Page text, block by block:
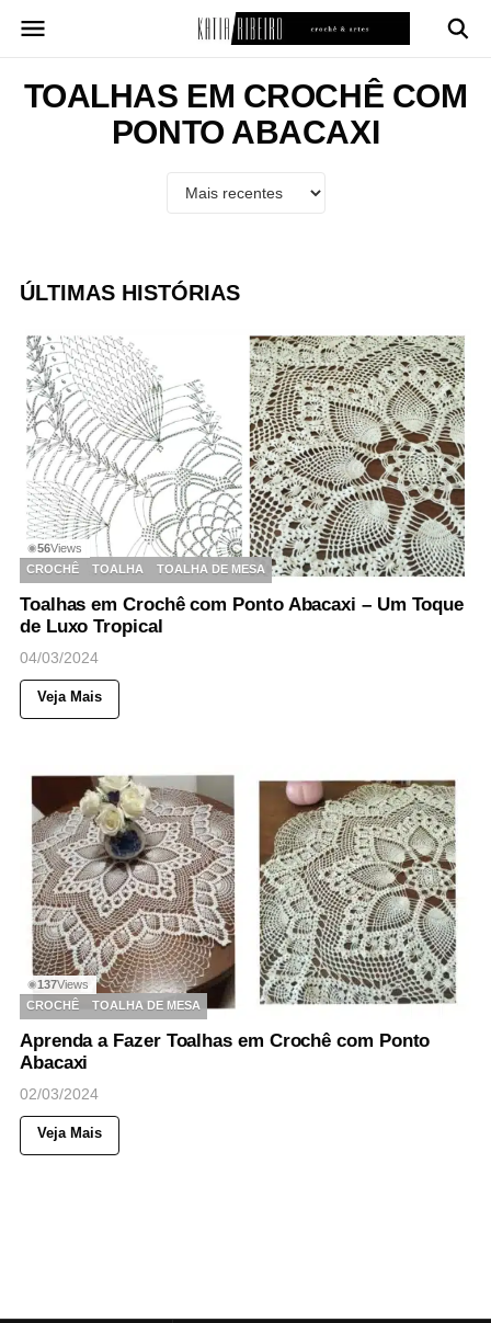
para
conteúdo
TOALHAS EM CROCHÊ COM
PONTO ABACAXI
ÚLTIMAS HISTÓRIAS
◉56Views
CROCHÊ
TOALHA TOALHA DE MESA
Toalhas em Crochê com Ponto Abacaxi – Um Toque
de Luxo Tropical
04/03/2024
Veja Mais
◉137Views
CROCHÊ
TOALHA DE MESA
Aprenda a Fazer Toalhas em Crochê com Ponto
Abacaxi
02/03/2024
Veja Mais